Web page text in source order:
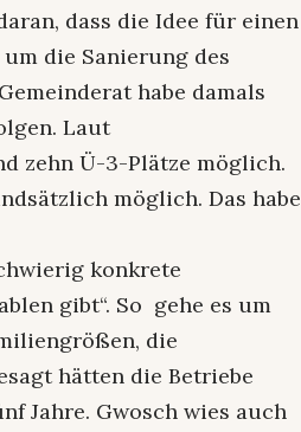
dass die Idee für einen
die Sanierung des
habe damals
Laut
zehn Ü-3-Plätze möglich.
möglich. Das habe
konkrete
gibt“. So gehe es um
die
hätten die Betriebe
Jahre. Gwosch wies auch